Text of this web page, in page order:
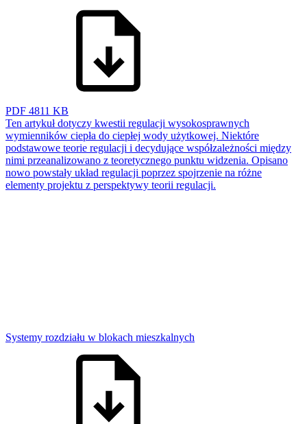
PDF 4811 KB
Ten artykuł dotyczy kwestii regulacji wysokosprawnych
wymienników ciepła do ciepłej wody użytkowej. Niektóre
podstawowe teorie regulacji i decydujące współzależności między
nimi przeanalizowano z teoretycznego punktu widzenia. Opisano
nowo powstały układ regulacji poprzez spojrzenie na różne
elementy projektu z perspektywy teorii regulacji.
Systemy rozdziału w blokach mieszkalnych